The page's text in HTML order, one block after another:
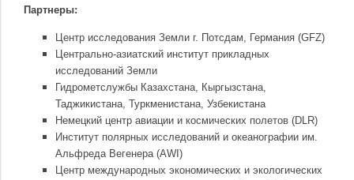
Партнеры:
Центр исследования Земли г. Потсдам, Германия (GFZ)
Центрально-азиатский институт прикладных
исследований Земли
Гидрометслужбы Казахстана, Кыргызстана,
Таджикистана, Туркменистана, Узбекистана
Немецкий центр авиации и космических полетов (DLR)
Институт полярных исследований и океанографии им.
Альфреда Вегенера (AWI)
Центр международных экономических и экологических